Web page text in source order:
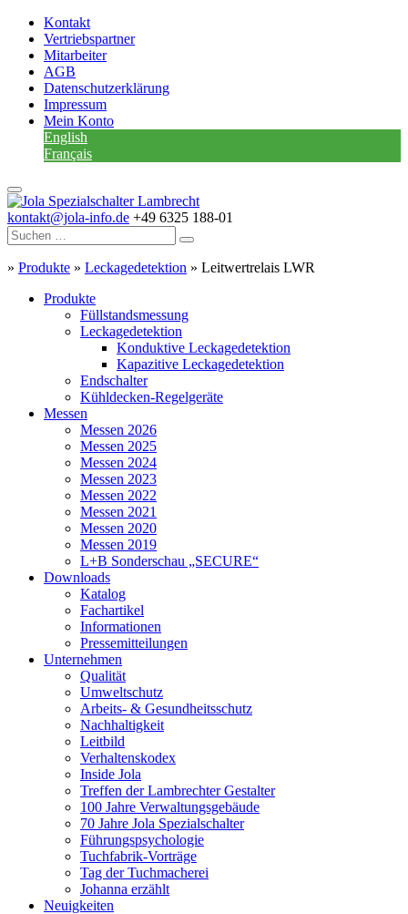
Kontakt
Vertriebspartner
Mitarbeiter
AGB
Datenschutzerklärung
Impressum
Mein Konto
English
Français
kontakt@jola-info.de +49 6325 188-01
» Produkte » Leckagedetektion » Leitwertrelais LWR
Produkte
Füllstandsmessung
Leckagedetektion
Konduktive Leckagedetektion
Kapazitive Leckagedetektion
Endschalter
Kühldecken-Regelgeräte
Messen
Messen 2026
Messen 2025
Messen 2024
Messen 2023
Messen 2022
Messen 2021
Messen 2020
Messen 2019
L+B Sonderschau „SECURE“
Downloads
Katalog
Fachartikel
Informationen
Pressemitteilungen
Unternehmen
Qualität
Umweltschutz
Arbeits- & Gesundheitsschutz
Nachhaltigkeit
Leitbild
Verhaltenskodex
Inside Jola
Treffen der Lambrechter Gestalter
100 Jahre Verwaltungsgebäude
70 Jahre Jola Spezialschalter
Führungspsychologie
Tuchfabrik-Vorträge
Tag der Tuchmacherei
Johanna erzählt
Neuigkeiten